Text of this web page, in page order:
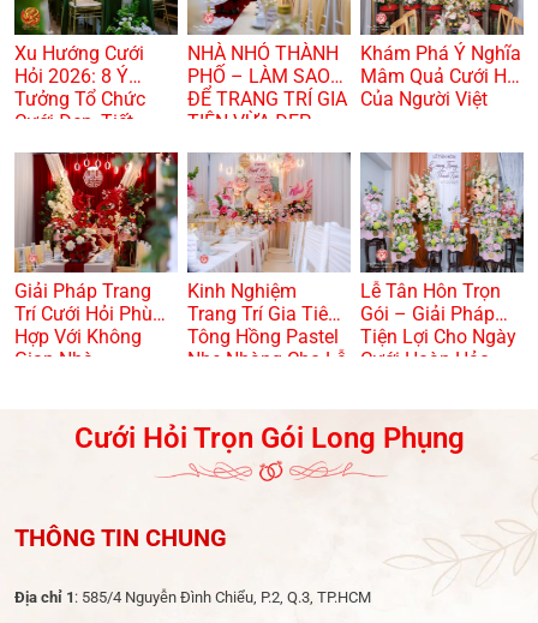
Xu Hướng Cưới
Hỏi 2026: 8 Ý
Tưởng Tổ Chức
Cưới Đẹp, Tiết
NHÀ NHỎ THÀNH
PHỐ – LÀM SAO
ĐỂ TRANG TRÍ GIA
TIÊN VỪA ĐẸP
TRỌNG? 🏠🌸
Khám Phá Ý Nghĩa
Mâm Quả Cưới Hỏi
Của Người Việt
Giải Pháp Trang
Trí Cưới Hỏi Phù
Hợp Với Không
Gian Nhà
Kinh Nghiệm
Trang Trí Gia Tiên
Tông Hồng Pastel
Nhẹ Nhàng Cho Lễ
Lễ Tân Hôn Trọn
Gói – Giải Pháp
Tiện Lợi Cho Ngày
Cưới Hoàn Hảo
Cưới Hỏi Trọn Gói Long Phụng
THÔNG TIN CHUNG
Địa chỉ 1 : 585/4 Nguyễn Đình Chiểu, P.2, Q.3, TP.HCM